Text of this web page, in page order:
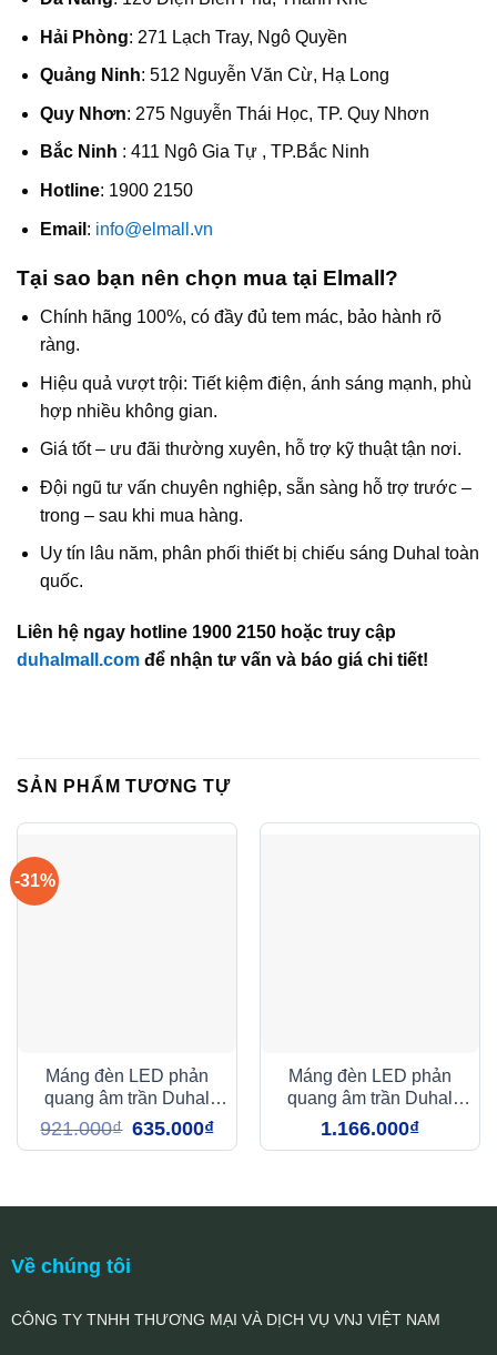
Hải Phòng: 271 Lạch Tray, Ngô Quyền
Quảng Ninh: 512 Nguyễn Văn Cừ, Hạ Long
Quy Nhơn: 275 Nguyễn Thái Học, TP. Quy Nhơn
Bắc Ninh : 411 Ngô Gia Tự , TP.Bắc Ninh
Hotline: 1900 2150
Email : info@elmall.vn
Tại sao bạn nên chọn mua tại Elmall?
Chính hãng 100%, có đầy đủ tem mác, bảo hành rõ
ràng.
Hiệu quả vượt trội: Tiết kiệm điện, ánh sáng mạnh, phù
hợp nhiều không gian.
Giá tốt – ưu đãi thường xuyên, hỗ trợ kỹ thuật tận nơi.
Đội ngũ tư vấn chuyên nghiệp, sẵn sàng hỗ trợ trước –
trong – sau khi mua hàng.
Uy tín lâu năm, phân phối thiết bị chiếu sáng Duhal toàn
quốc.
Liên hệ ngay hotline 1900 2150 hoặc truy cập
duhalmall.com để nhận tư vấn và báo giá chi tiết!
SẢN PHẨM TƯƠNG TỰ
-31%
Máng đèn LED phản
quang âm trần Duhal
LDA218 2x18W
921.000₫ Giá
gốc
là:
635.000₫Giá
tại
Máng đèn LED phản
quang âm trần Duhal
LDA318 3x18W
1.166.000₫
Về chúng tôi
CÔNG TY TNHH THƯƠNG MẠI VÀ DỊCH VỤ VNJ VIỆT NAM